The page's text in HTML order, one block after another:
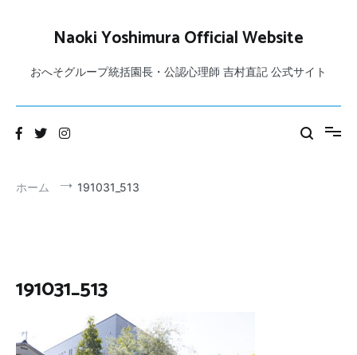
Naoki Yoshimura Official Website
おへそグループ統括園長・公認心理師 吉村直記 公式サイト
ホーム 191031_513
191031_513